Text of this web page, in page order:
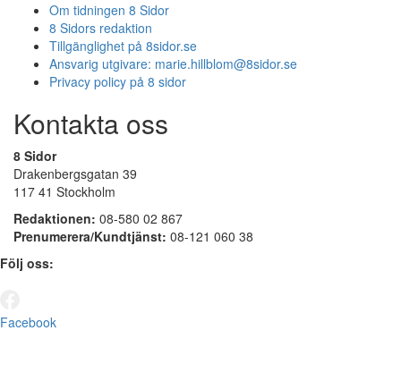
Om tidningen 8 Sidor
8 Sidors redaktion
Tillgänglighet på 8sidor.se
Ansvarig utgivare: marie.hillblom@8sidor.se
Privacy policy på 8 sidor
Kontakta oss
8 Sidor
Drakenbergsgatan 39
117 41 Stockholm
Redaktionen: 08-580 02 867
Prenumerera/Kundtjänst: 08-121 060 38
Följ oss:
Facebook